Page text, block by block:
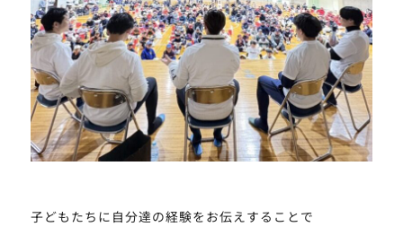
子どもたちに自分達の経験をお伝えすることで